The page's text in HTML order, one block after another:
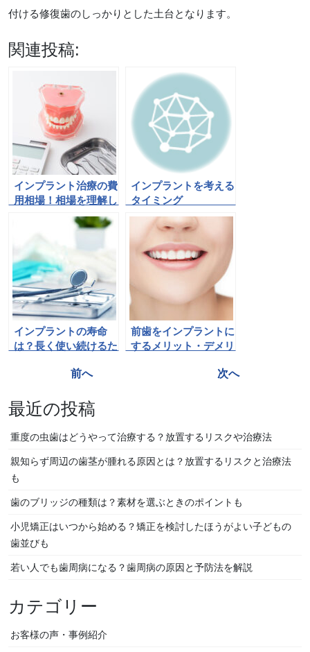
付ける修復歯のしっかりとした土台となります。
関連投稿:
インプラント治療の費
用相場！相場を理解し
て最適な選択をしよ
インプラントを考える
タイミング
インプラントの寿命
は？長く使い続けるた
前歯をインプラントに
するメリット・デメリ
ナ
ビ
ゲ
ー
シ
ョ
ン
前へ 次へ
最近の投稿
重度の虫歯はどうやって治療する？放置するリスクや治療法
親知らず周辺の歯茎が腫れる原因とは？放置するリスクと治療法
も
歯のブリッジの種類は？素材を選ぶときのポイントも
小児矯正はいつから始める？矯正を検討したほうがよい子どもの
歯並びも
若い人でも歯周病になる？歯周病の原因と予防法を解説
カテゴリー
お客様の声・事例紹介